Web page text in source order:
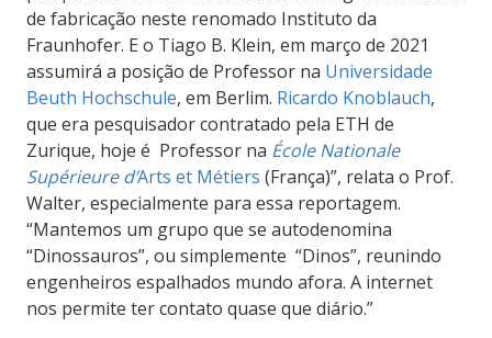
de fabricação neste renomado Instituto da
Fraunhofer. E o Tiago B. Klein, em março de 2021
assumirá a posição de Professor na Universidade
Beuth Hochschule, em Berlim. Ricardo Knoblauch,
que era pesquisador contratado pela ETH de
Zurique, hoje é Professor na École Nationale
Supérieure d’Arts et Métiers (França)”, relata o Prof.
Walter, especialmente para essa reportagem.
“Mantemos um grupo que se autodenomina
“Dinossauros”, ou simplemente “Dinos”, reunindo
engenheiros espalhados mundo afora. A internet
nos permite ter contato quase que diário.”